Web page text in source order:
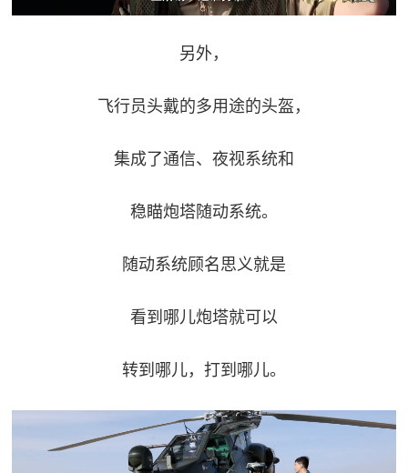
另外，
飞行员头戴的多用途的头盔，
集成了通信、夜视系统和
稳瞄炮塔随动系统。
随动系统顾名思义就是
看到哪儿炮塔就可以
转到哪儿，打到哪儿。